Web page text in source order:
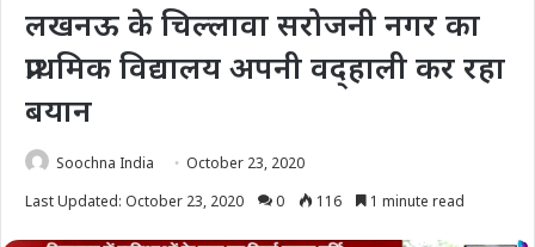
लखनऊ के चिल्लावा सरोजनी नगर का
प्राथमिक विद्यालय अपनी वद्हाली कर रहा
बयान
Soochna India
October 23, 2020
Last Updated: October 23, 2020
0 116 1 minute read